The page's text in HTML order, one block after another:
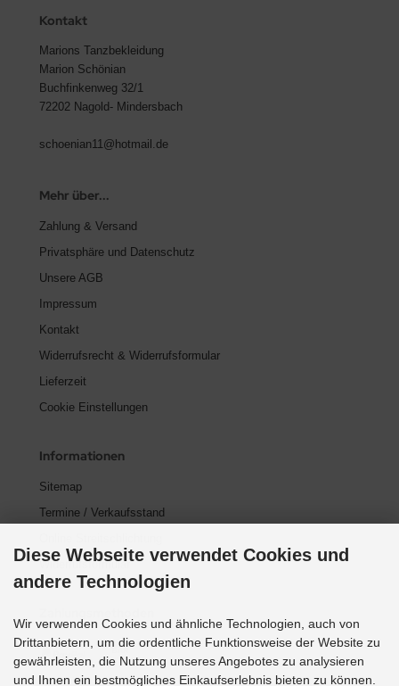
Kontakt
Marions Tanzbekleidung
Marion Schönian
Buchfinkenweg 32/1
72202 Nagold- Mindersbach
schoenian11@hotmail.de
Mehr über...
Zahlung & Versand
Privatsphäre und Datenschutz
Unsere AGB
Impressum
Kontakt
Widerrufsrecht & Widerrufsformular
Lieferzeit
Cookie Einstellungen
Informationen
Sitemap
Termine / Verkaufsstand
Widerrufsformular
Diese Webseite verwendet Cookies und
andere Technologien
Wir verwenden Cookies und ähnliche Technologien, auch von
Drittanbietern, um die ordentliche Funktionsweise der Website zu
gewährleisten, die Nutzung unseres Angebotes zu analysieren
und Ihnen ein bestmögliches Einkaufserlebnis bieten zu können.